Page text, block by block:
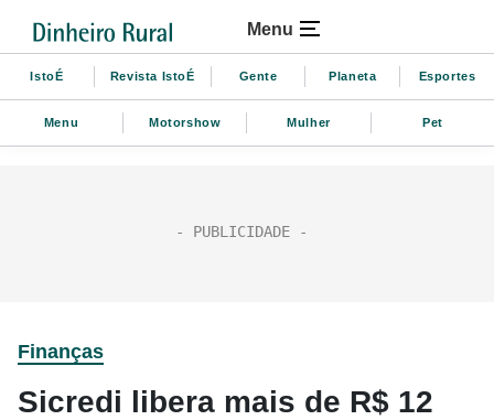
Menu
IstoÉ Revista IstoÉ Gente Planeta Esportes
Menu Motorshow Mulher Pet
Finanças
Sicredi libera mais de R$ 12